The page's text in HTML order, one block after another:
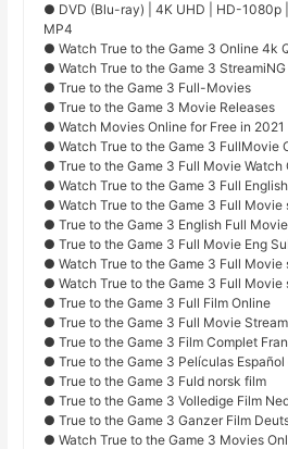
● DVD (Blu-ray) | 4K UHD | HD-1080p
MP4
● Watch True to the Game 3 Online 4k
● Watch True to the Game 3
● True to the Game 3 Full-Movies
● True to the Game 3 Movie Releases
● Watch Movies Online for Free in 2021
● Watch True to the Game 3 FullMovie
● True to the Game 3 Full Movie Watch
● Watch True to the Game 3 Full
● Watch True to the Game 3 Full Movie
● True to the Game 3 English Full Movie
● True to the Game 3 Full Movie Eng
● Watch True to the Game 3 Full Movie
● Watch True to the Game 3 Full Movie
● True to the Game 3 Full Film Online
● True to the Game 3 Full Movie
● True to the Game 3 Film Complet
● True to the Game 3 Películas Español
● True to the Game 3 Fuld norsk film
● True to the Game 3 Volledige Film
● True to the Game 3 Ganzer Film
● Watch True to the Game 3 Movies